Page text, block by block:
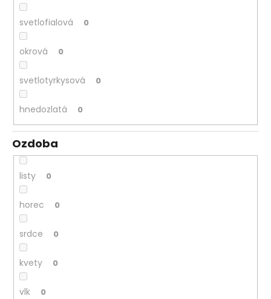
svetlofialová 0
okrová 0
svetlotyrkysová 0
hnedozlatá 0
Ozdoba
listy 0
horec 0
srdce 0
kvety 0
vlk 0